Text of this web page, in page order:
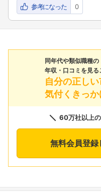
参考になった 0
同年代や類似職種の
年収・口コミを見る
自分の正し
気付くきっか
60万社以上
無料会員登録